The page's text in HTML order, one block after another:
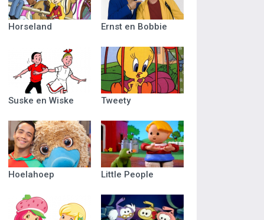
Horseland Ernst en Bobbie
Suske en Wiske Tweety
Hoelahoep Little People